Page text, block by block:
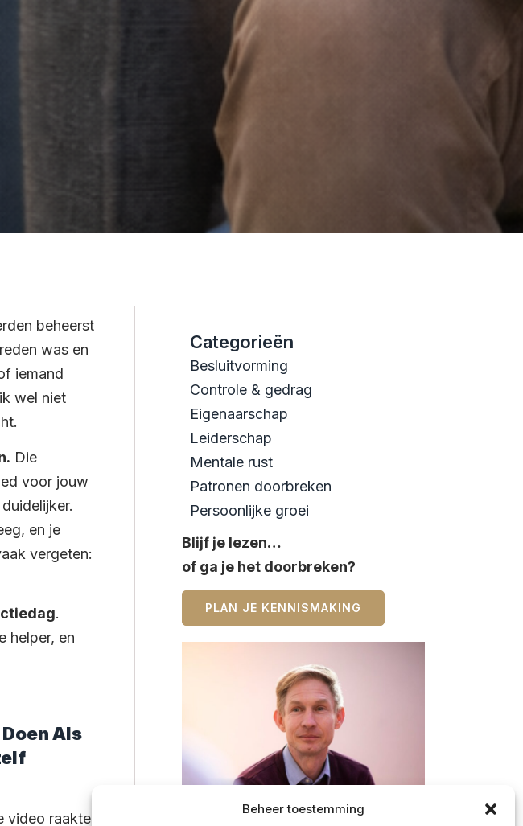
Beheer toestemming
Categorieën
Besluitvorming
Controle & gedrag
Eigenaarschap
Leiderschap
Mentale rust
Patronen doorbreken
Persoonlijke groei
Blijf je lezen…
of ga je het doorbreken?
PLAN JE KENNISMAKING
beheerst
was en
iemand
wel niet
Die
voor jouw
en je
vergeten:
.
helper, en
Als
video raakte